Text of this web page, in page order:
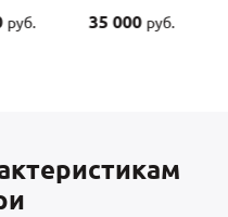
45 000руб.